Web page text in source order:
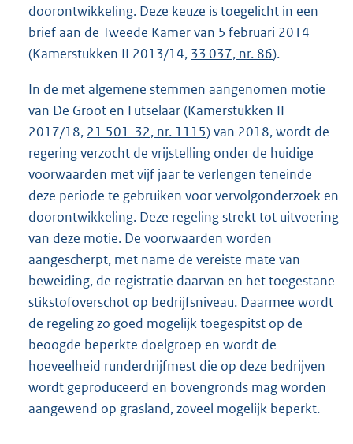
doorontwikkeling. Deze keuze is toegelicht in een
brief aan de Tweede Kamer van 5 februari 2014
(Kamerstukken II 2013/14, 33 037, nr. 86).
In de met algemene stemmen aangenomen motie
van De Groot en Futselaar (Kamerstukken II
2017/18, 21 501-32, nr. 1115) van 2018, wordt de
regering verzocht de vrijstelling onder de huidige
voorwaarden met vijf jaar te verlengen teneinde
deze periode te gebruiken voor vervolgonderzoek en
doorontwikkeling. Deze regeling strekt tot uitvoering
van deze motie. De voorwaarden worden
aangescherpt, met name de vereiste mate van
beweiding, de registratie daarvan en het toegestane
stikstofoverschot op bedrijfsniveau. Daarmee wordt
de regeling zo goed mogelijk toegespitst op de
beoogde beperkte doelgroep en wordt de
hoeveelheid runderdrijfmest die op deze bedrijven
wordt geproduceerd en bovengronds mag worden
aangewend op grasland, zoveel mogelijk beperkt.